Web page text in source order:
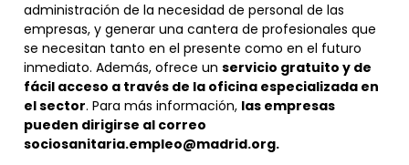
administración de la necesidad de personal de las
empresas, y generar una cantera de profesionales que
se necesitan tanto en el presente como en el futuro
inmediato. Además, ofrece un servicio gratuito y de
fácil acceso a través de la oficina especializada en
el sector. Para más información, las empresas
pueden dirigirse al correo
sociosanitaria.empleo@madrid.org.